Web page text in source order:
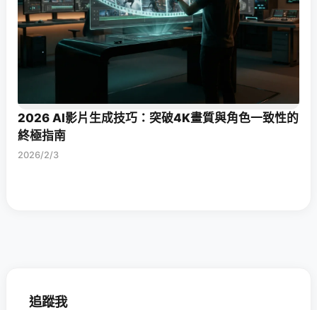
2026 AI影片生成技巧：突破4K畫質與角色一致性的
終極指南
2026/2/3
追蹤我